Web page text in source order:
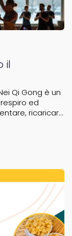
il
Qi Gong è un
ed
ricaricarti